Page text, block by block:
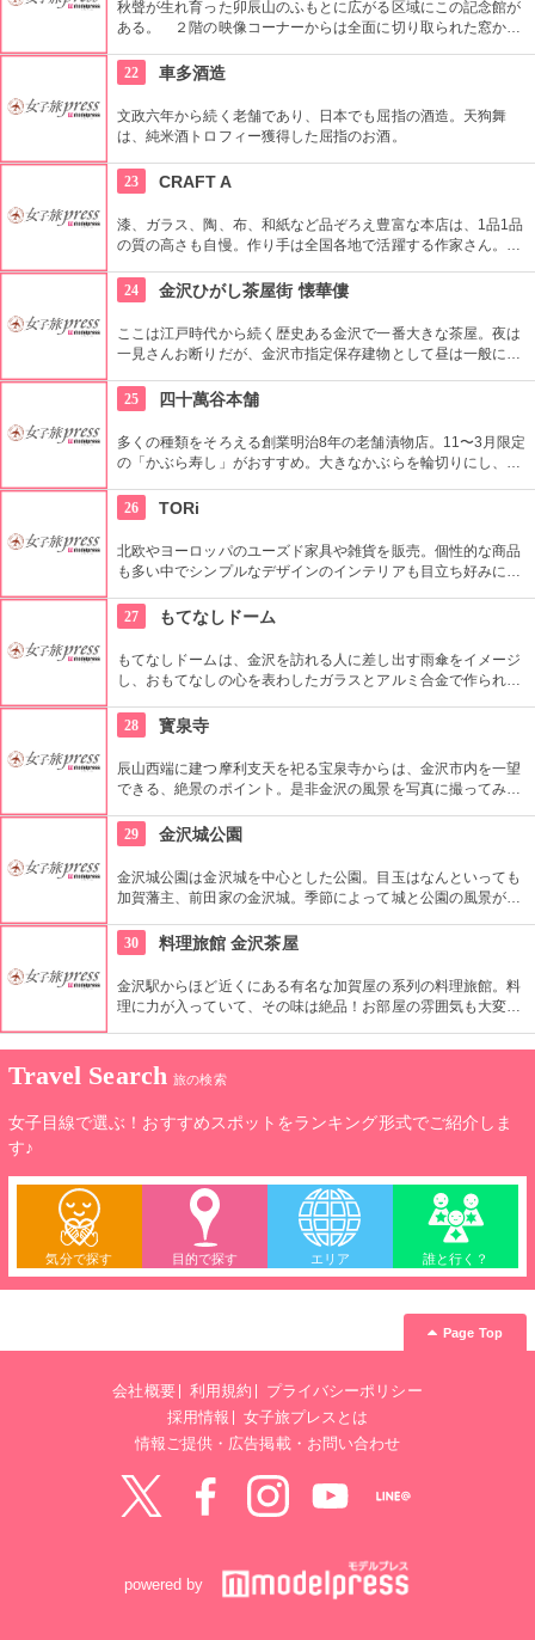
秋聲が生れ育った卯辰山のふもとに広がる区域にこの記念館が
ある。 ２階の映像コーナーからは全面に切り取られた窓から
ランティアも在住。（一人から可・要予約）
22 車多酒造
文政六年から続く老舗であり、日本でも屈指の酒造。天狗舞
は、純米酒トロフィー獲得した屈指のお酒。
23 CRAFT A
漆、ガラス、陶、布、和紙など品ぞろえ豊富な本店は、1品1品
の質の高さも自慢。作り手は全国各地で活躍する作家さん。そ
も刺激されること間違いなし！
24 金沢ひがし茶屋街 懐華僂
ここは江戸時代から続く歴史ある金沢で一番大きな茶屋。夜は
一見さんお断りだが、金沢市指定保存建物として昼は一般に広
いる。懐華樓の奥にある売店「蔵」では、金沢の様々なお土産
や工芸品も買える。
25 四十萬谷本舗
多くの種類をそろえる創業明治8年の老舗漬物店。11〜3月限定
の「かぶら寿し」がおすすめ。大きなかぶらを輪切りにし、軽
詩。一度は食べてみたい一品。
26 TORi
北欧やヨーロッパのユーズド家具や雑貨を販売。個性的な商品
も多い中でシンプルなデザインのインテリアも目立ち好みに合
good！
27 もてなしドーム
もてなしドームは、金沢を訪れる人に差し出す雨傘をイメージ
し、おもてなしの心を表わしたガラスとアルミ合金で作られた
にあり必見。地下には情報コーナーやイベントスペースがあ
り、多彩な催しが行われている。
28 寳泉寺
辰山西端に建つ摩利支天を祀る宝泉寺からは、金沢市内を一望
できる、絶景のポイント。是非金沢の風景を写真に撮ってみ
29
金沢城公園
金沢城公園は金沢城を中心とした公園。目玉はなんといっても
加賀藩主、前田家の金沢城。季節によって城と公園の風景が変
1時間程の広大な敷地。。兼六園に隣接しているので合わせて
散歩をしたい。
30 料理旅館 金沢茶屋
金沢駅からほど近くにある有名な加賀屋の系列の料理旅館。料
理に力が入っていて、その味は絶品！お部屋の雰囲気も大変良
てくれるので、快適に過ごせる。
Travel Search 旅の検索
女子目線で選ぶ！おすすめスポットをランキング形式でご紹介しま
す♪
気分で探す 目的で探す エリア 誰と行く？
Page Top
会社概要 利用規約
プライバシーポリシー
採用情報
女子旅プレスとは
情報ご提供・広告掲載・お問い合わせ
powered by